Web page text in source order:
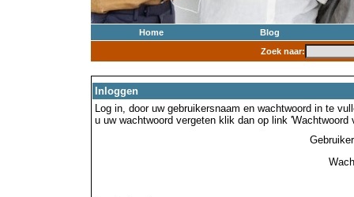
Home
Blog
Zoek naar:
Inloggen
Log in, door uw gebruikersnaam en wachtwoord in te
u uw wachtwoord vergeten klik dan op link 'Wachtwoord